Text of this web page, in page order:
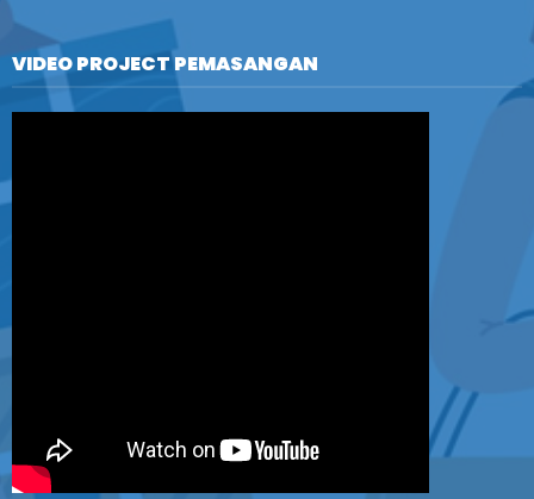
VIDEO PROJECT PEMASANGAN